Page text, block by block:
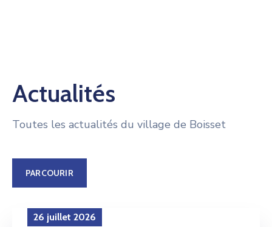
Actualités
Toutes les actualités du village de Boisset
PARCOURIR
26 juillet 2026